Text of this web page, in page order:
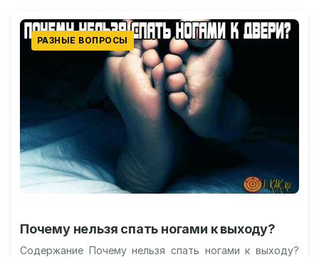
РАЗНЫЕ ВОПРОСЫ
Почему нельзя спать ногами к выходу?
Содержание Почему нельзя спать ногами к выходу?